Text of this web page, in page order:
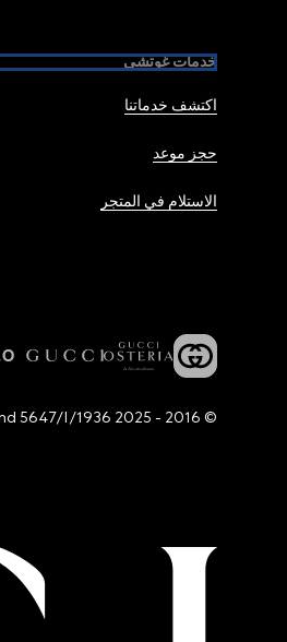
خدمات غوتشي
اكتشف خدماتنا
حجز موعد
الاستلام في المتجر
© 2016 - 2025 Guccio Gucci S.p.A. - All rights reserved. SIAE LICENCE # 2294/I/1936 and 5647/I/1936